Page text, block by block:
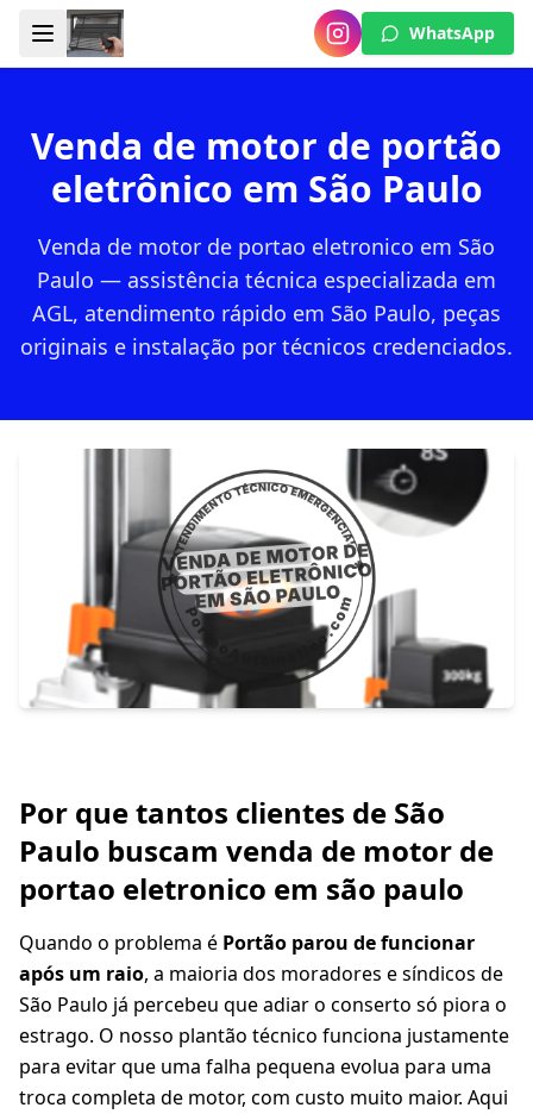
WhatsApp
Venda de motor de portão
eletrônico em São Paulo
Venda de motor de portao eletronico em São
Paulo — assistência técnica especializada em
AGL, atendimento rápido em São Paulo, peças
originais e instalação por técnicos credenciados.
Por que tantos clientes de São
Paulo buscam venda de motor de
portao eletronico em são paulo
Quando o problema é Portão parou de funcionar
após um raio, a maioria dos moradores e síndicos de
São Paulo já percebeu que adiar o conserto só piora o
estrago. O nosso plantão técnico funciona justamente
para evitar que uma falha pequena evolua para uma
troca completa de motor, com custo muito maior. Aqui